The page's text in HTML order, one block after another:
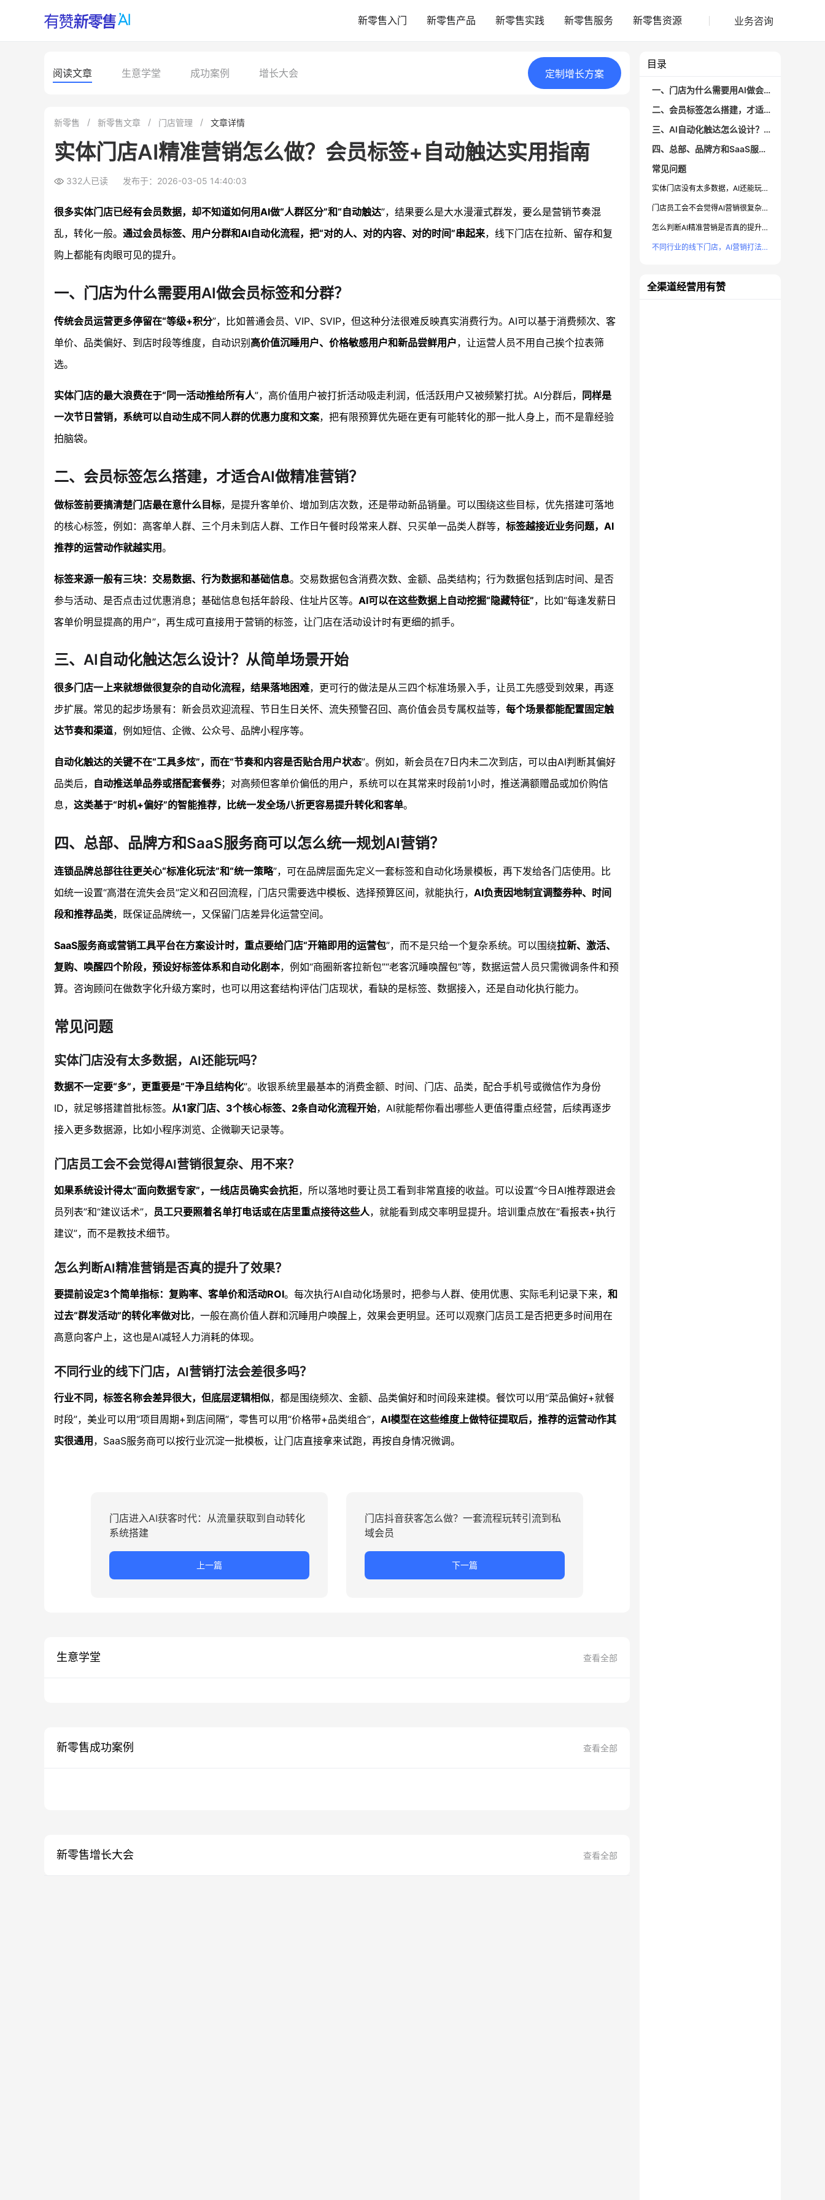
新零售入门 新零售产品 新零售实践 新零售服务 新零售资源 业务咨询
阅读文章 生意学堂 成功案例 增长大会 定制 增长方案
新零售 新零售文章 门店管理 文章详情
实体门店AI精准营销怎么做？会员标签+自动触达实用指南
332人已读 发布于：2026-03-05 14:40:03
很多实体门店已经有会员数据，却不知道如何用AI做“人群区分”和“自动触达”，结果要么是大水漫灌式群发，要么是营销节奏混
乱，转化一般。 通过会员标签、用户分群和AI自动化流程，把“对的人、对的内容、对的时间”串起来，线下门店在拉新、留存和复
购上都能有肉眼可见的提升。
一、门店为什么需要用AI做会员标签和分群？
传统会员运营更多停留在“等级+积分”，比如普通会员、VIP、SVIP，但这种分法很难反映真实消费行为。AI可以基于消费频次、客
单价、品类偏好、到店时段等维度，自动识别高价值沉睡用户、价格敏感用户和新品尝鲜用户，让运营人员不用自己挨个拉表筛
选。
实体门店的最大浪费在于“同一活动推给所有人”，高价值用户被打折活动吸走利润，低活跃用户又被频繁打扰。AI分群后， 同样是
一次节日营销，系统可以自动生成不同人群的优惠力度和文案，把有限预算优先砸在更有可能转化的那一批人身上，而不是靠经验
拍脑袋。
二、会员标签怎么搭建，才适合AI做精准营销？
做标签前要搞清楚门店最在意什么目标，是提升客单价、增加到店次数，还是带动新品销量。可以围绕这些目标，优先搭建可落地
的核心标签，例如：高客单人群、三个月未到店人群、工作日午餐时段常来人群、只买单一品类人群等， 标签越接近业务问题，AI
推荐的运营动作就越实用。
标签来源一般有三块：交易数据、行为数据和基础信息。交易数据包含消费次数、金额、品类结构；行为数据包括到店时间、是否
参与活动、是否点击过优惠消息；基础信息包括年龄段、住址片区等。 AI可以在这些数据上自动挖掘“隐藏特征”，比如“每逢发薪日
客单价明显提高的用户”，再生成可直接用于营销的标签，让门店在活动设计时有更细的抓手。
三、AI自动化触达怎么设计？从简单场景开始
很多门店一上来就想做很复杂的自动化流程，结果落地困难，更可行的做法是从三四个标准场景入手，让员工先感受到效果，再逐
步扩展。常见的起步场景有：新会员欢迎流程、节日生日关怀、流失预警召回、高价值会员专属权益等， 每个场景都能配置固定触
达节奏和渠道，例如短信、企微、公众号、品牌小程序等。
自动化触达的关键不在“工具多炫”，而在“节奏和内容是否贴合用户状态”。例如，新会员在7日内未二次到店，可以由AI判断其偏好
品类后， 自动推送单品券或搭配套餐券；对高频但客单价偏低的用户，系统可以在其常来时段前1小时，推送满额赠品或加价购信
息， 这类基于“时机+偏好”的智能推荐，比统一发全场八折更容易提升转化和客单。
四、总部、品牌方和SaaS服务商可以怎么统一规划AI营销？
连锁品牌总部往往更关心“标准化玩法”和“统一策略”，可在品牌层面先定义一套标签和自动化场景模板，再下发给各门店使用。比
如统一设置“高潜在流失会员”定义和召回流程，门店只需要选中模板、选择预算区间，就能执行， AI负责因地制宜调整券种、时间
段和推荐品类，既保证品牌统一，又保留门店差异化运营空间。
SaaS服务商或营销工具平台在方案设计时，重点要给门店“开箱即用的运营包”，而不是只给一个复杂系统。可以围绕拉新、激活、
复购、唤醒四个阶段，预设好标签体系和自动化剧本，例如“商圈新客拉新包”“老客沉睡唤醒包”等，数据运营人员只需微调条件和预
算。咨询顾问在做数字化升级方案时，也可以用这套结构评估门店现状，看缺的是标签、数据接入，还是自动化执行能力。
常见问题
实体门店没有太多数据，AI还能玩吗？
数据不一定要“多”，更重要是“干净且结构化”。收银系统里最基本的消费金额、时间、门店、品类，配合手机号或微信作为身份
ID，就足够搭建首批标签。 从1家门店、3个核心标签、2条自动化流程开始，AI就能帮你看出哪些人更值得重点经营，后续再逐步
接入更多数据源，比如小程序浏览、企微聊天记录等。
门店员工会不会觉得AI营销很复杂、用不来？
如果系统设计得太“面向数据专家”，一线店员确实会抗拒，所以落地时要让员工看到非常直接的收益。可以设置“今日AI推荐跟进会
员列表”和“建议话术”， 员工只要照着名单打电话或在店里重点接待这些人，就能看到成交率明显提升。培训重点放在“看报表+执行
建议”，而不是教技术细节。
怎么判断AI精准营销是否真的提升了效果？
要提前设定3个简单指标：复购率、客单价和活动ROI。每次执行AI自动化场景时，把参与人群、使用优惠、实际毛利记录下来， 和
过去“群发活动”的转化率做对比，一般在高价值人群和沉睡用户唤醒上，效果会更明显。还可以观察门店员工是否把更多时间用在
高意向客户上，这也是AI减轻人力消耗的体现。
不同行业的线下门店，AI营销打法会差很多吗？
行业不同，标签名称会差异很大，但底层逻辑相似，都是围绕频次、金额、品类偏好和时间段来建模。餐饮可以用“菜品偏好+就餐
时段”，美业可以用“项目周期+到店间隔”，零售可以用“价格带+品类组合”， AI模型在这些维度上做特征提取后，推荐的运营动作其
实很通用，SaaS服务商可以按行业沉淀一批模板，让门店直接拿来试跑，再按自身情况微调。
门店进入AI获客时代：从流量获取到自动转化
系统搭建
上一篇
门店抖音获客怎么做？一套流程玩转引流到私
域会员
下一篇
生意学堂 查看全部
新零售成功案例 查看全部
新零售增长大会 查看全部
目录
一、门店为什么需要用AI做会员标签和分群？
二、会员标签怎么搭建，才适合AI做精准营销？
三、AI自动化触达怎么设计？从简单场景开始
四、总部、品牌方和SaaS服务商可以怎么统一规划AI营销？
常见问题
实体门店没有太多数据，AI还能玩吗？
门店员工会不会觉得AI营销很复杂、用不来？
怎么判断AI精准营销是否真的提升了效果？
不同行业的线下门店，AI营销打法会差很多吗？
全渠道经营用有赞